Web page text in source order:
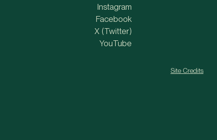
Instagram
Facebook
X (Twitter)
YouTube
Site Credits